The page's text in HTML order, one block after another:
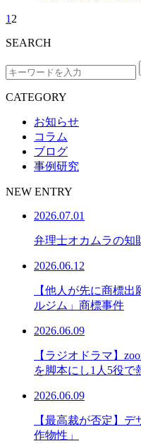
1 2
SEARCH
CATEGORY
お知らせ
コラム
ブログ
事例研究
NEW ENTRY
2026.07.01
弁理士オカムラの知
2026.06.12
【他人が先に商標
ルジム」商標事件
2026.06.09
【ラジオドラマ】
を脚本にし1人5役で
2026.06.09
【最高裁が否定】
作物性」